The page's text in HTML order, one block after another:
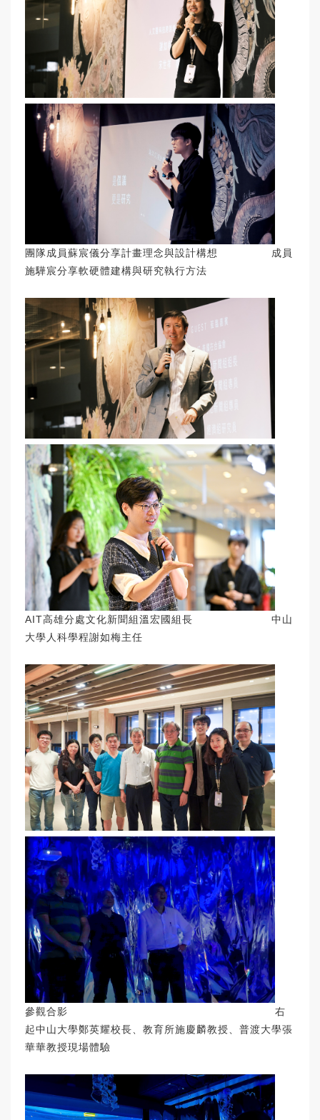
團隊成員蘇宸儀分享計畫理念與設計構想 成員
施驊宸分享軟硬體建構與研究執行方法
AIT高雄分處文化新聞組溫宏國組長 中山
大學人科學程謝如梅主任
參觀合影 右
起中山大學鄭英耀校長、教育所施慶麟教授、普渡大學張
華華教授現場體驗